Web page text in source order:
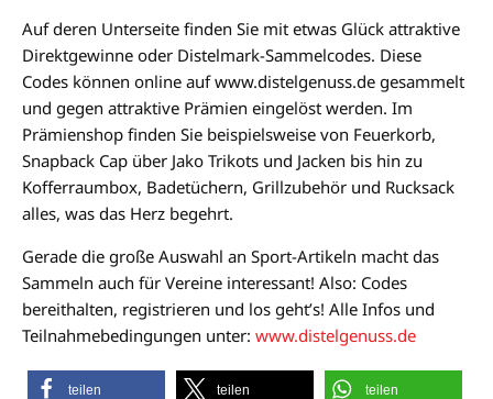
Auf deren Unterseite finden Sie mit etwas Glück attraktive
Direktgewinne oder Distelmark-Sammelcodes. Diese
Codes können online auf www.distelgenuss.de gesammelt
und gegen attraktive Prämien eingelöst werden. Im
Prämienshop finden Sie beispielsweise von Feuerkorb,
Snapback Cap über Jako Trikots und Jacken bis hin zu
Kofferraumbox, Badetüchern, Grillzubehör und Rucksack
alles, was das Herz begehrt.
Gerade die große Auswahl an Sport-Artikeln macht das
Sammeln auch für Vereine interessant! Also: Codes
bereithalten, registrieren und los geht’s! Alle Infos und
Teilnahmebedingungen unter: www.distelgenuss.de
teilen teilen teilen